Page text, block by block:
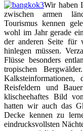
Wir haben
zwischen armen
Tourismus kennen
wohl im Jahr gerade
der anderen Seite für
hinlegen müssen.
Flüsse besonders
tropischen
Reisfeldern und
klischeehaftes Bild
hatten wir auch das
Decke kennen zu
eindrucksvollsten